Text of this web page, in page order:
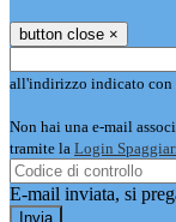
button close ×
all'indirizzo indicato con
Non hai una e-mail
tramite la Login
E-mail inviata, si